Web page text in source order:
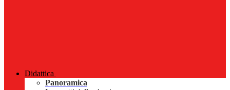
Didattica
Panoramica